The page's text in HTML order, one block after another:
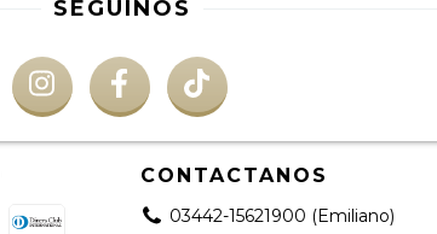
SEGUINOS
CONTACTANOS
03442-15621900 (Emiliano)